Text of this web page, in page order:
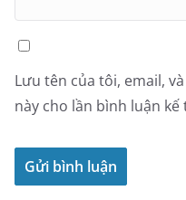
Lưu tên của tôi, email,
này cho lần bình luận kế